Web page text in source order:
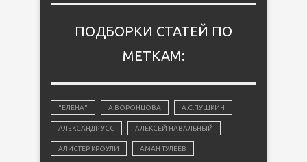
ПОДБОРКИ СТАТЕЙ ПО
МЕТКАМ:
"ЕЛЕНА" А.ВОРОНЦОВА А.С.ПУШКИН
АЛЕКСАНДР УСС АЛЕКСЕЙ НАВАЛЬНЫЙ
АЛИСТЕР КРОУЛИ АМАН ТУЛЕЕВ